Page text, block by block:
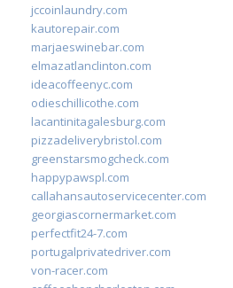
jccoinlaundry.com
kautorepair.com
marjaeswinebar.com
elmazatlanclinton.com
ideacoffeenyc.com
odieschillicothe.com
lacantinitagalesburg.com
pizzadeliverybristol.com
greenstarsmogcheck.com
happypawspl.com
callahansautoservicecenter.com
georgiascornermarket.com
perfectfit24-7.com
portugalprivatedriver.com
von-racer.com